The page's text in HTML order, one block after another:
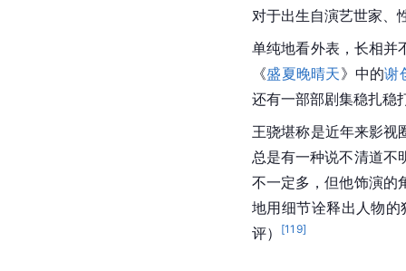
对于出生自演艺世家、
单纯地看外表，长相并
《盛夏晚晴天》中的谢
还有一部部剧集稳扎稳
王骁堪称是近年来影视
总是有一种说不清道不
不一定多，但他饰演的
地用细节诠释出人物
评）
[119]